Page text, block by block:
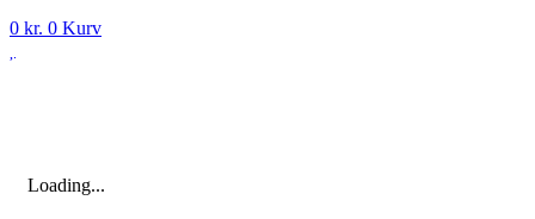
0 kr. 0 Kurv
Loading...